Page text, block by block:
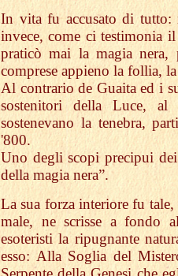
In vita fu accusato di tutto:
invece, come ci testimonia
praticò mai la magia nera,
comprese appieno la follia,
Al contrario de Guaita ed i
sostenitori della Luce,
sostenevano la tenebra,
'800.
Uno degli scopi precipui
della magia nera”.
La sua forza interiore fu
male, ne scrisse a fondo
esoteristi la ripugnante
esso: Alla Soglia del